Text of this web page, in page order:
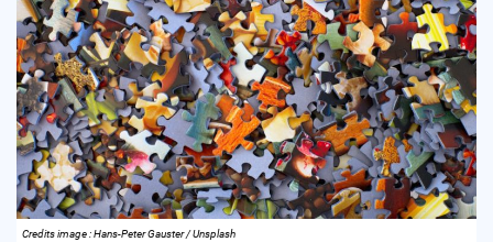
Credits image : Hans-Peter Gauster / Unsplash